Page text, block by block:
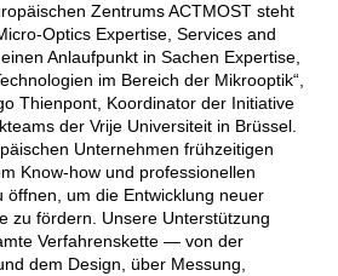
Zentrums ACTMOST steht
Optics Expertise, Services and
Anlaufpunkt in Sachen Expertise,
im Bereich der Mikrooptik“,
Thienpont, Koordinator der Initiative
der Vrije Universiteit in Brüssel.
Unternehmen frühzeitigen
Know-how und professionellen
öffnen, um die Entwicklung neuer
zu fördern. Unsere Unterstützung
Verfahrenskette — von der
dem Design, über Messung,